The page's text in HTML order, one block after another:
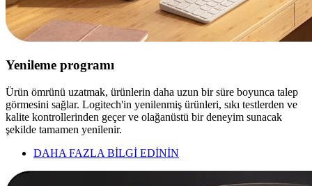
Yenileme programı
Ürün ömrünü uzatmak, ürünlerin daha uzun bir süre boyunca talep
görmesini sağlar. Logitech'in yenilenmiş ürünleri, sıkı testlerden ve
kalite kontrollerinden geçer ve olağanüstü bir deneyim sunacak
şekilde tamamen yenilenir.
DAHA FAZLA BİLGİ EDİNİN